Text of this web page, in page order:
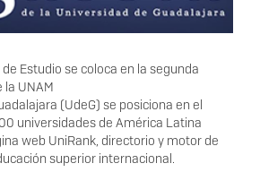
Estudio se coloca en la segunda
la UNAM
(UdeG) se posiciona en el
universidades de América Latina
web UniRank, directorio y motor de
superior internacional.